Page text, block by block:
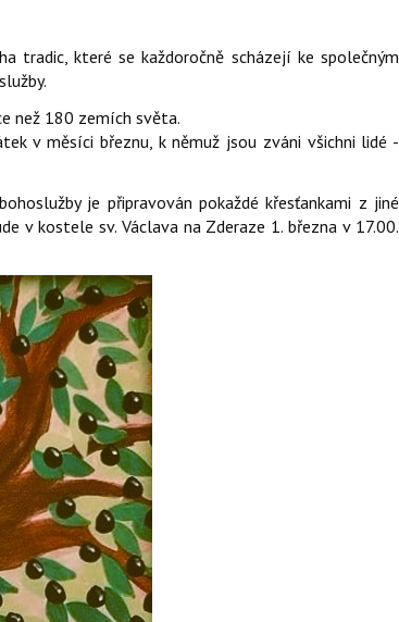
tradic, které se každoročně scházejí ke společným
než 180 zemích světa.
v měsíci březnu, k němuž jsou zváni všichni lidé -
je připravován pokaždé křesťankami z jiné
v kostele sv. Václava na Zderaze 1. března v 17.00.